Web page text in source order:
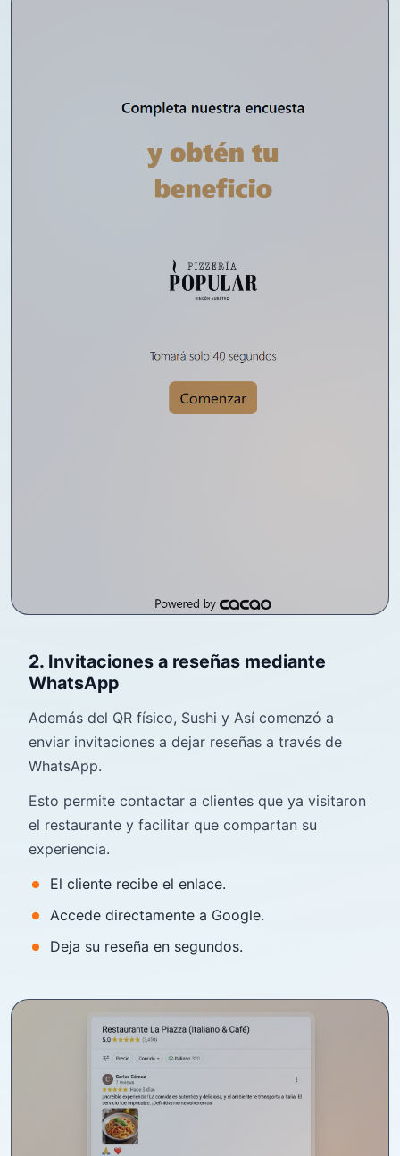
2. Invitaciones a reseñas mediante
WhatsApp
Además del QR físico, Sushi y Así comenzó a
enviar invitaciones a dejar reseñas a través de
WhatsApp.
Esto permite contactar a clientes que ya visitaron
el restaurante y facilitar que compartan su
experiencia.
El cliente recibe el enlace.
Accede directamente a Google.
Deja su reseña en segundos.